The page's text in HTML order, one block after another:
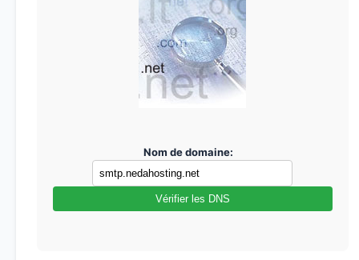
Nom de domaine:
Vérifier les DNS